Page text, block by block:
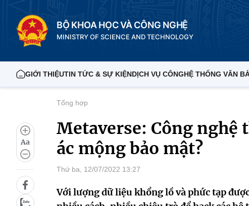
BỘ KHOA HỌC VÀ CÔNG NGHỆ
MINISTRY OF SCIENCE AND TECHNOLOGY
GIỚI THIỆUTIN TỨC & SỰ KIỆNDỊCH VỤ CÔNGHỆ THỐNG VĂN
Aa
Tổng hợp
Metaverse: Công nghệ
ác mộng bảo mật?
Thứ ba, 12/07/2022 13:27
Với lượng dữ liệu khổng lồ và phức tạp